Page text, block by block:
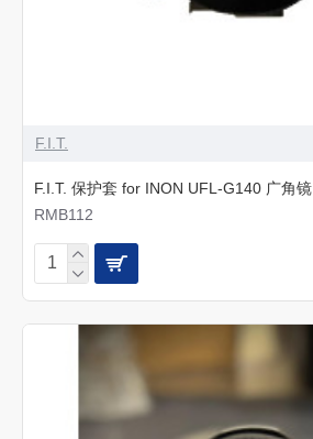
F.I.T.
F.I.T. 保护套 for INON UFL-G140 广角镜
RMB112